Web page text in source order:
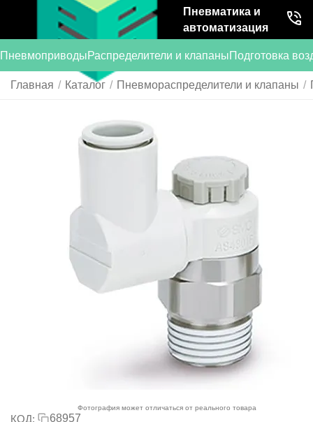
Пневматика и
автоматизация
ПневмоприводыРаспределители и клапаныПодготовка
Главная / Каталог / Пневмораспределители и клапаны /
Фотография может отличаться от реального товара
КОД: 68957